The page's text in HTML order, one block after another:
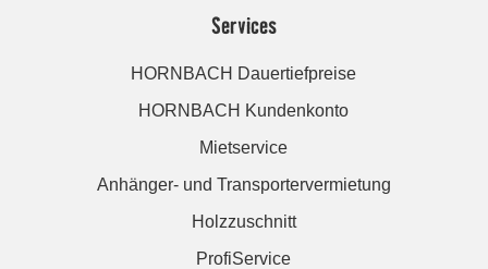
Services
HORNBACH Dauertiefpreise
HORNBACH Kundenkonto
Mietservice
Anhänger- und Transportervermietung
Holzzuschnitt
ProfiService